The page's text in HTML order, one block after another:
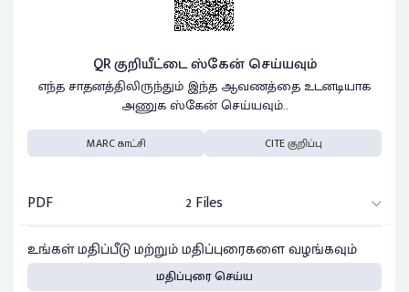
QR குறியீட்டை ஸ்கேன் செய்யவும்
எந்த சாதனத்திலிருந்தும் இந்த ஆவணத்தை உடனடியாக
அணுக ஸ்கேன் செய்யவும்..
MARC காட்சி CITE குறிப்பு
PDF
2 Files
உங்கள் மதிப்பீடு மற்றும் மதிப்புரைகளை வழங்கவும்
மதிப்புரை செய்ய